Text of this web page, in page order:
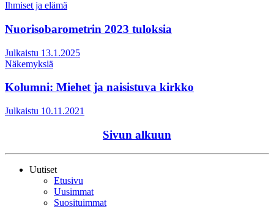
Ihmiset ja elämä
Nuorisobarometrin 2023 tuloksia
Julkaistu 13.1.2025
Näkemyksiä
Kolumni: Miehet ja naisistuva kirkko
Julkaistu 10.11.2021
Sivun alkuun
Uutiset
Etusivu
Uusimmat
Suosituimmat